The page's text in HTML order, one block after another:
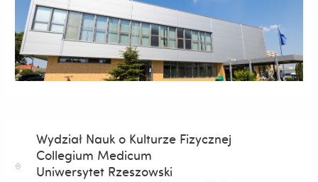
Wydział Nauk o Kulturze Fizycznej
Collegium Medicum
Uniwersytet Rzeszowski